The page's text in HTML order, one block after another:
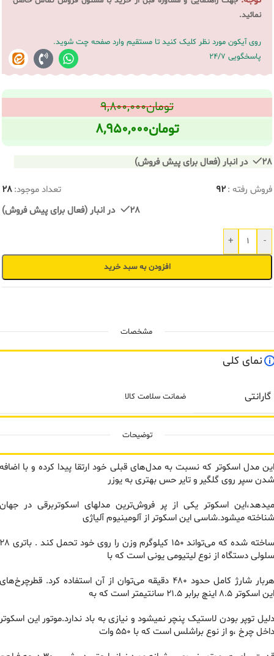
نمائید.
روی آیکون مورد نظر کلیک کنید تا مستقیم وارد صفحه چت شوید.
پاسخگویی 24/7
تومان۹,۸۰۰,۰۰۰
تومان۸,۹۵۰,۰۰۰
28 در انبار (فعال برای پیش فروش)
فروش رفته :92 تعداد موجود:28
28 در انبار (فعال برای پیش فروش)
-
+
افزودن به سبد خرید
توضیحات
این مدل اسکوتر که نسبت به مدل‌های قبلی خود ارتقا پیدا کرده و با اضافه
شدن سپر روی گلگیر و تایر حس بهتری به یوزر
میدهد،این اسکوتر یکی از پر فروش‌ترین مدلهای اسکوتر‌برقی در جهان
شناخته میشود.شاسی این اسکوتر از آلومینیوم آلیاژی
ساخته شده که می‌تواند 150 کیلوگرم وزن را روی خود تحمل کند . باتری 28
سلولی دستگاه از نوع لیتیومی یونی است که با
هر‌بار شارژ کامل حدود 480 دقیقه می‌توان از آن استفاده کرد. قطرچرخ‌های
این اسکوتر 8.5 اینچ برابر 21.5 سانتیمتر است که به
دلیل توپر بودن لاستیک پنچر نمیشود و نیازی به باد ندارد.موتور این اسکوتر
داخل چرخ ،و از نوع براشلس است که با 550 وات
مشخصات
نمای کلی
گارانتی ضمانت سلامت کالا